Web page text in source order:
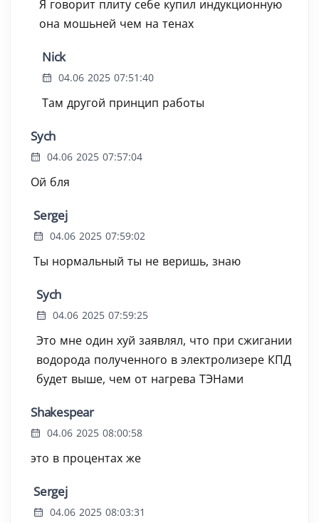
Я говорит плиту себе купил индукционную
она мошьней чем на тенах
Nick
04.06 2025 07:51:40
Там другой принцип работы
Sych
04.06 2025 07:57:04
Ой бля
Sergej
04.06 2025 07:59:02
Ты нормальный ты не веришь, знаю
Sych
04.06 2025 07:59:25
Это мне один хуй заявлял, что при сжигании
водорода полученного в электролизере КПД
будет выше, чем от нагрева ТЭНами
Shakespear
04.06 2025 08:00:58
это в процентах же
Sergej
04.06 2025 08:03:31